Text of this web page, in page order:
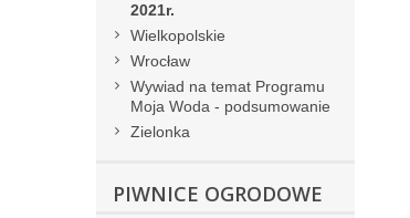
2021r.
Wielkopolskie
Wrocław
Wywiad na temat Programu
Moja Woda - podsumowanie
Zielonka
PIWNICE OGRODOWE